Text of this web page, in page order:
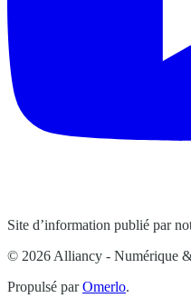
Site d’information publié par
© 2026 Alliancy - Numérique &
Propulsé parOmerlo.